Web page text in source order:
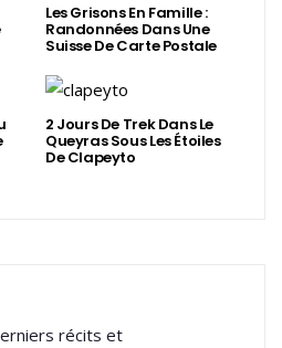
Les Grisons En Famille :
Randonnées Dans Une
Suisse De Carte Postale
2 Jours De Trek Dans Le
Queyras Sous Les Étoiles
De Clapeyto
récits et